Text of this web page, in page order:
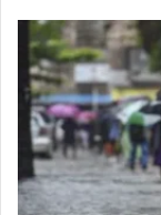
रामपुर और
जनप्रतिनिधियों
कर्तव्य लोगों के
किया है कि किसी
जाएगी। पुलिस ने
शुरू कर दी है और